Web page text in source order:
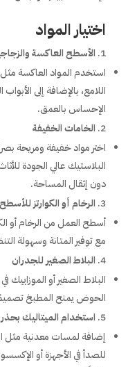
اختيار المواد
الأسطح العاكسة
استخدم المواد العاكسة
اللامع، بالإضافة إلى الأبواب
الإحساس بالعمق.
الخامات الخفيفة
اختر مواد خفيفة ومريحة
البلاستيك عالي الجودة
دون إثقال المساحة.
الرخام أو الكوارتز للأسطح
أسطح العمل من الرخام أو
مع توفير المتانة وسهولة
البلاط الصغير للجدران
البلاط الصغير أو الموزاييك
الحوض يمنح المطبخ
استخدام الميتاليك بحذر
إضافة لمسات معدنية مثل
للصدأ في الأجهزة أو